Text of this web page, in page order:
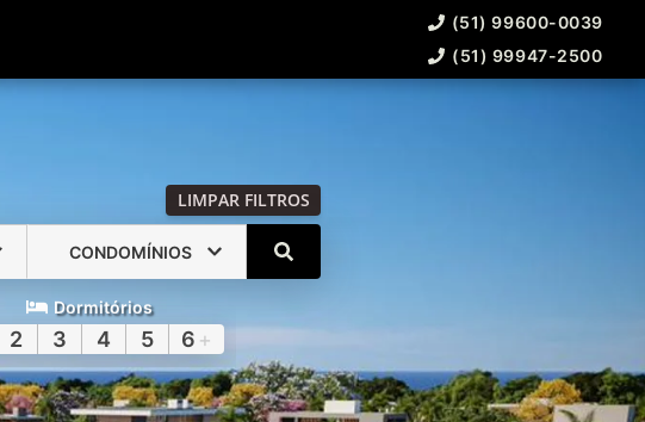
(51) 99600-0039
(51) 99947-2500
LIMPAR FILTROS
CONDOMÍNIOS
Dormitórios
2 3 4 5 6 +